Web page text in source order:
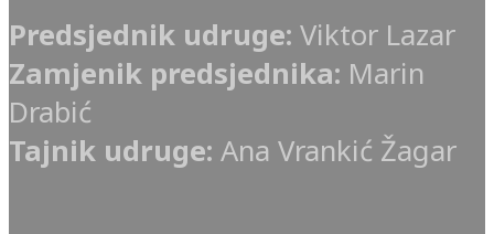
Predsjednik udruge: Viktor Lazar
Zamjenik predsjednika: Marin
Drabić
Tajnik udruge: Ana Vrankić Žagar